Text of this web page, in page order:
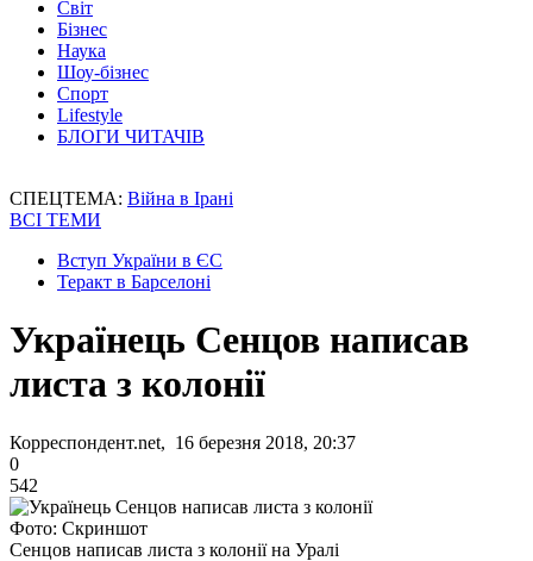
Світ
Бізнес
Наука
Шоу-бізнес
Спорт
Lifestyle
БЛОГИ ЧИТАЧІВ
СПЕЦТЕМА: Війна в Ірані
ВСІ ТЕМИ
Вступ України в ЄС
Теракт в Барселоні
Українець Сенцов написав
листа з колонії
Корреспондент.net, 16 березня 2018, 20:37
0
542
Фото: Скриншот
Сенцов написав листа з колонії на Уралі